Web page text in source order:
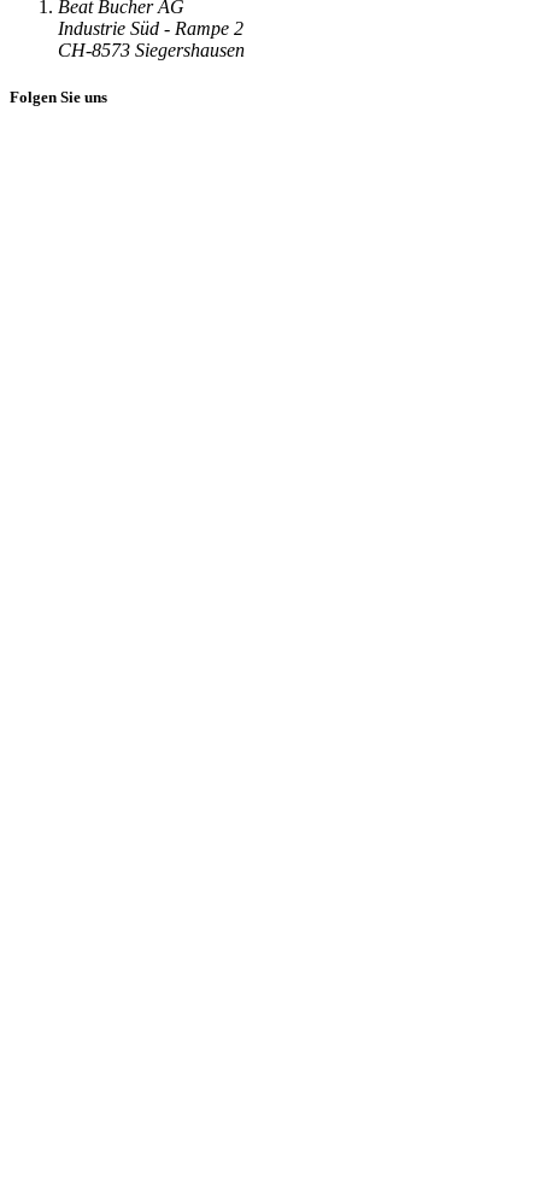
Beat Bucher AG
Industrie Süd - Rampe 2
CH-8573 Siegershausen
Folgen Sie uns